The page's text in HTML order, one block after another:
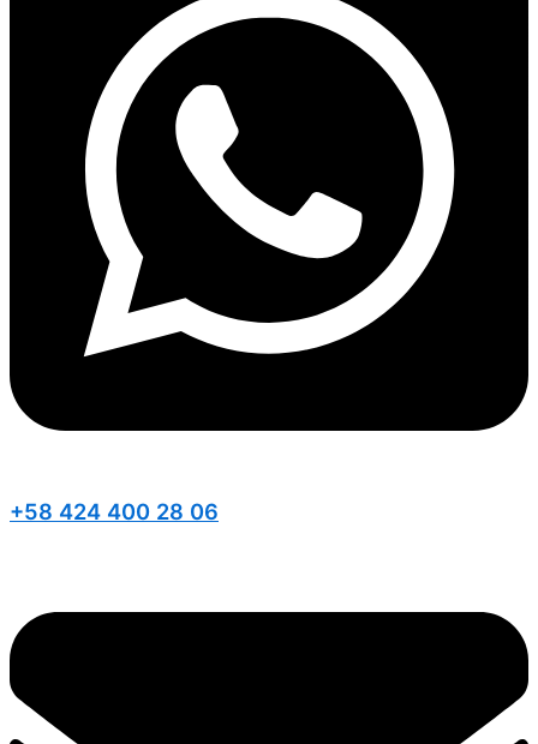
+58 424 400 28 06